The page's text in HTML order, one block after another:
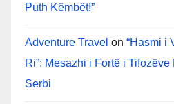
Puth Këmbët!”
Adventure Travel on “Hasmi i
Ri”: Mesazhi i Fortë i
Serbi